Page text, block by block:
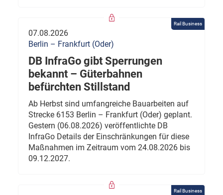
Rail Business
07.08.2026
Berlin – Frankfurt (Oder)
DB InfraGo gibt Sperrungen
bekannt – Güterbahnen
befürchten Stillstand
Ab Herbst sind umfangreiche Bauarbeiten auf
Strecke 6153 Berlin – Frankfurt (Oder) geplant.
Gestern (06.08.2026) veröffentlichte DB
InfraGo Details der Einschränkungen für diese
Maßnahmen im Zeitraum vom 24.08.2026 bis
09.12.2027.
Rail Business